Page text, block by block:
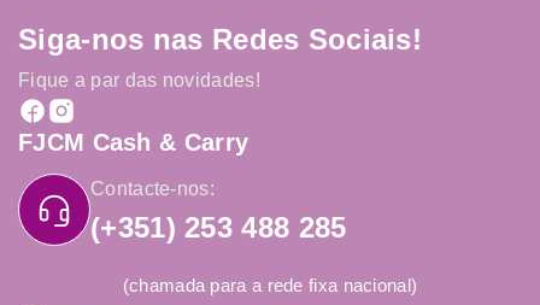
Siga-nos nas Redes Sociais!
Fique a par das novidades!
FJCM Cash & Carry
Contacte-nos:
(+351) 253 488 285
(chamada para a rede fixa nacional)